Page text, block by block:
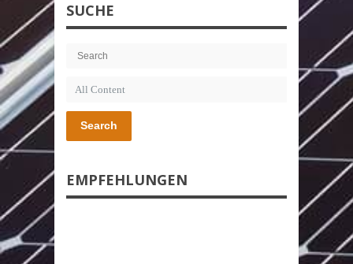
SUCHE
Search
EMPFEHLUNGEN